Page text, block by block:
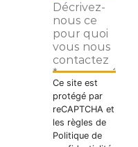
Ce site est
protégé par
reCAPTCHA et
les règles de
Politique de